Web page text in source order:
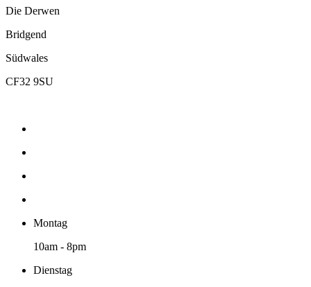
Die Derwen
Bridgend
Südwales
CF32 9SU
Montag
10am - 8pm
Dienstag